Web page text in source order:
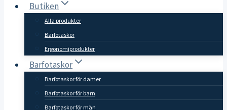
Butiken
Alla produkter
Barfotaskor
Ergonomiprodukter
Barfotaskor
Barfotaskor för damer
Barfotaskor för barn
Barfotaskor för män